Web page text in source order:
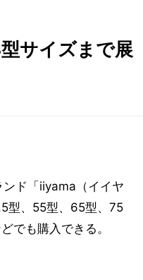
サイズまで展
ド「iiyama（イイヤ
型、55型、65型、75
でも購入できる。